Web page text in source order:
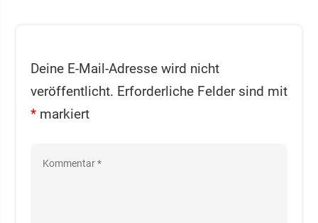
Deine E-Mail-Adresse wird nicht
veröffentlicht. Erforderliche Felder sind mit
* markiert